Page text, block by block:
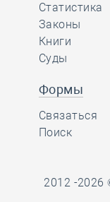
Статистика
Законы
Книги
Суды
Формы
Связаться
Поиск
2012 -